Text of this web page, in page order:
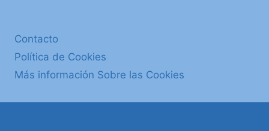
Contacto
Política de Cookies
Más información Sobre las Cookies